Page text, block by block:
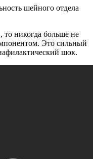
шейного отдела
никогда больше не
Это сильный
шок.